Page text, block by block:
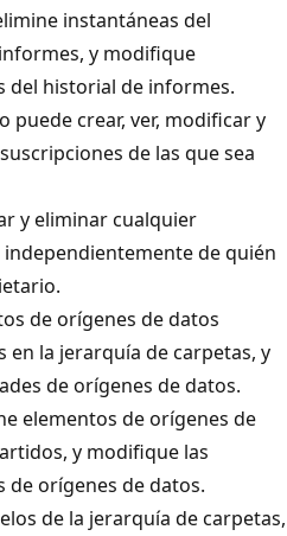
instantáneas del
y modifique
del historial de informes.
puede crear, ver, modificar y
de las que sea
y eliminar cualquier
de quién
de orígenes de datos
en la jerarquía de carpetas, y
de orígenes de datos.
elementos de orígenes de
y modifique las
de orígenes de datos.
de la jerarquía de carpetas,